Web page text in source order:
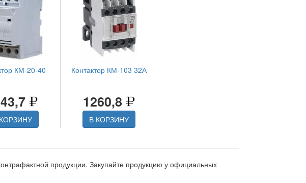
КМ-20-40 Контактор КМ-103 32А
1260,8
В КОРЗИНУ
продукции. Закупайте продукцию у официальных